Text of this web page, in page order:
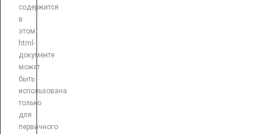
содержится
в
этом
html-
документе
может
быть
использована
только
для
первичного